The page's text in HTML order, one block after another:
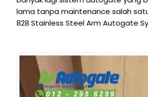
lama tanpa maintenance salah
828 Stainless Steel Arm Autogate